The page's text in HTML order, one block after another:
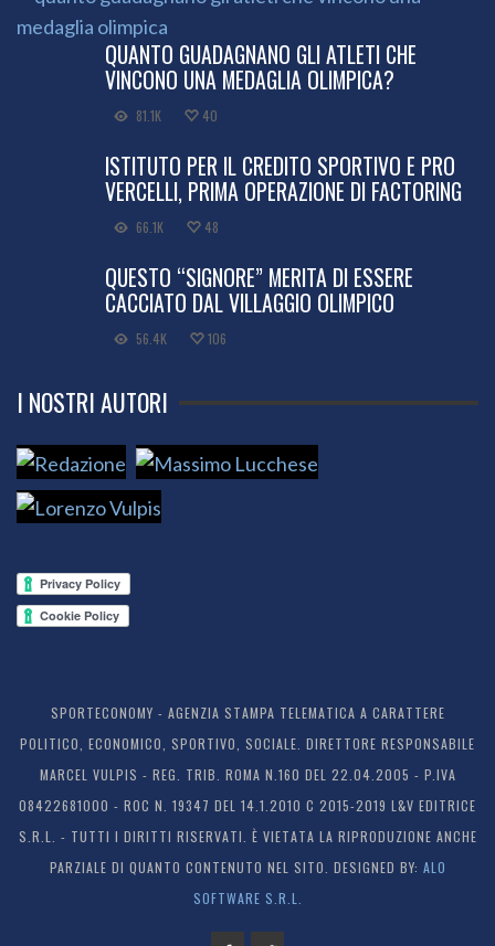
QUANTO GUADAGNANO GLI ATLETI CHE
VINCONO UNA MEDAGLIA OLIMPICA?
81.1K 40
ISTITUTO PER IL CREDITO SPORTIVO E PRO
VERCELLI, PRIMA OPERAZIONE DI FACTORING
66.1K 48
QUESTO “SIGNORE” MERITA DI ESSERE
CACCIATO DAL VILLAGGIO OLIMPICO
56.4K 106
I NOSTRI AUTORI
SPORTECONOMY - AGENZIA STAMPA TELEMATICA A CARATTERE
POLITICO, ECONOMICO, SPORTIVO, SOCIALE. DIRETTORE RESPONSABILE
MARCEL VULPIS - REG. TRIB. ROMA N.160 DEL 22.04.2005 - P.IVA
08422681000 - ROC N. 19347 DEL 14.1.2010 C 2015-2019 L&V EDITRICE
S.R.L. - TUTTI I DIRITTI RISERVATI. È VIETATA LA RIPRODUZIONE ANCHE
PARZIALE DI QUANTO CONTENUTO NEL SITO. DESIGNED BY: ALO
SOFTWARE S.R.L.